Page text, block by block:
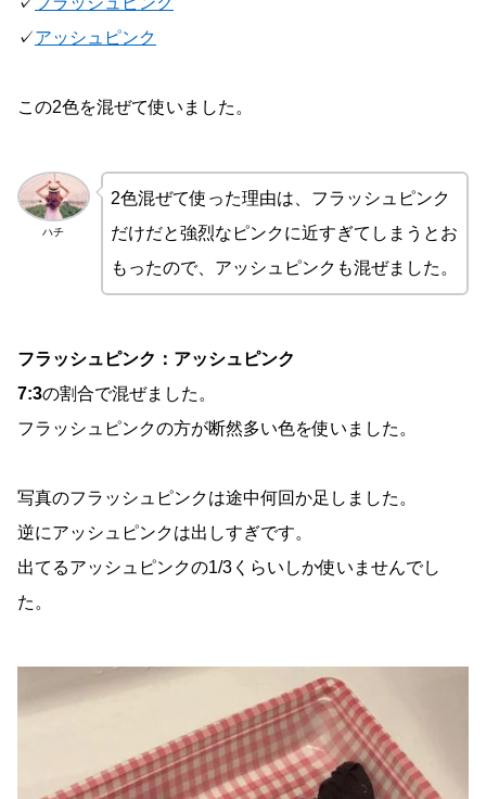
✓アッシュピンク
この2色を混ぜて使いました。
ハチ
2色混ぜて使った理由は、フラッシュピンク
だけだと強烈なピンクに近すぎてしまうとお
もったので、アッシュピンクも混ぜました。
フラッシュピンク：アッシュピンク
7:3の割合で混ぜました。
フラッシュピンクの方が断然多い色を使いました。
写真のフラッシュピンクは途中何回か足しました。
逆にアッシュピンクは出しすぎです。
出てるアッシュピンクの1/3くらいしか使いませんでし
た。